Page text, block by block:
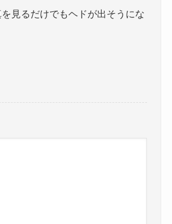
見るだけでもヘドが出そうにな